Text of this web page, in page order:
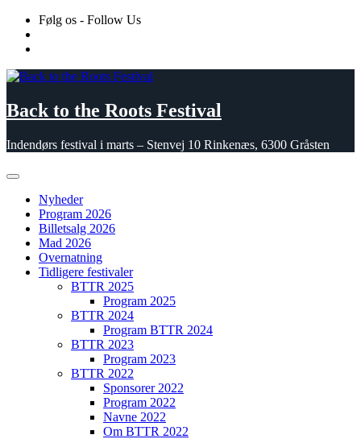
Skip
content
Følg os - Follow Us
Back to the Roots Festival
Indendørs festival i marts – Stenvej 10 Rinkenæs, 6300 Gråsten
Nyheder
Program 2026
Billetsalg 2026
Mad 2026
Overnatning
Tidligere festivaler
BTTR 2025
Program 2025
BTTR 2024
Program BTTR 2024
BTTR 2023
Program 2023
BTTR 2022
Sponsorer 2022
Program 2022
Navne 2022
Om BTTR 2022